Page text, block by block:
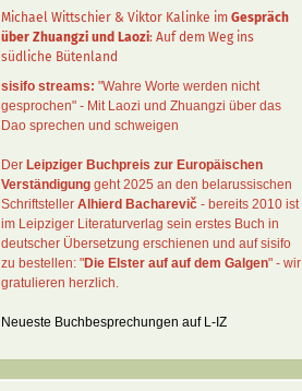
Michael Wittschier & Viktor Kalinke im Gespräch
über Zhuangzi und Laozi: Auf dem Weg ins
südliche Bütenland
sisifo streams: "Wahre Worte werden nicht
gesprochen" - Mit Laozi und Zhuangzi über das
Dao sprechen und schweigen
Der Leipziger Buchpreis zur Europäischen
Verständigung geht 2025 an den belarussischen
Schriftsteller Alhierd Bacharevič - bereits 2010 ist
im Leipziger Literaturverlag sein erstes Buch in
deutscher Übersetzung erschienen und auf sisifo
zu bestellen: "Die Elster auf auf dem Galgen" - wir
gratulieren herzlich.
Neueste Buchbesprechungen auf L-IZ